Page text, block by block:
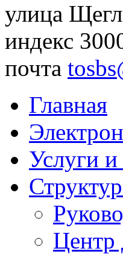
улица
индекс
почта
Главная
Услуги
Центр